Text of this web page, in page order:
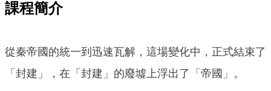
課程簡介
從秦帝國的統一到迅速瓦解，這場變化中，正式結束了
「封建」，在「封建」的廢墟上浮出了「帝國」。